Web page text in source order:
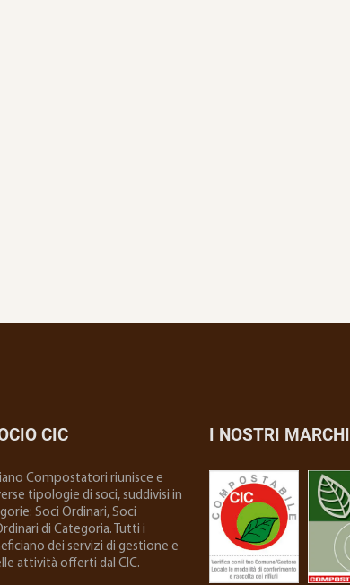
CIC
Compostatori riunisce e
tipologie di soci, suddivisi in
Soci Ordinari, Soci
di Categoria. Tutti i
dei servizi di gestione e
attività offerti dal CIC.
I NOSTRI MARCHI